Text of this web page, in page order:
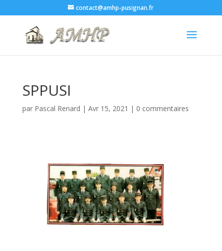
contact@amhp-pusignan.fr
SPPUSI
par Pascal Renard | Avr 15, 2021 | 0 commentaires